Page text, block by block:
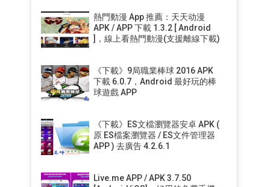
熱門動漫 App 推薦：天天动漫
APK / APP 下載 1.3.2 [ Android
]，線上看熱門動漫(支援離線下載)
《下載》9局職業棒球 2016 APK
下載 6.0.7，Android 最好玩的棒
球遊戲 APP
《下載》ES文檔瀏覽器安卓 APK (
原 ES檔案瀏覽器 / ES文件管理器
APP ) 去廣告 4.2.6.1
Live.me APP / APK 3.7.50